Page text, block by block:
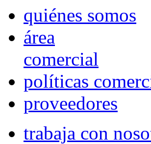
quiénes somos
área
comercial
políticas
proveedores
trabaja con